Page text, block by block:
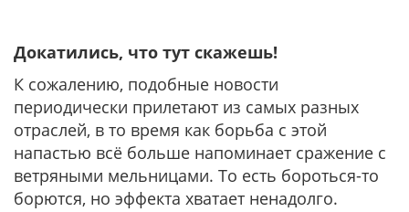
Докатились, что тут скажешь!
К сожалению, подобные новости
периодически прилетают из самых разных
отраслей, в то время как борьба с этой
напастью всё больше напоминает сражение с
ветряными мельницами. То есть бороться-то
борются, но эффекта хватает ненадолго.